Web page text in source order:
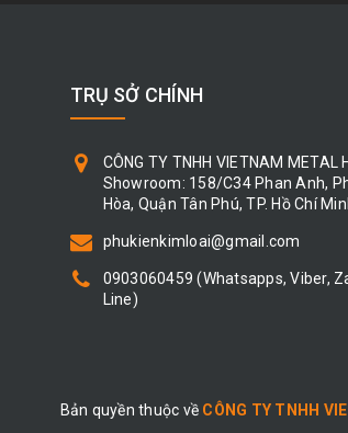
TRỤ SỞ CHÍNH
CÔNG TY TNHH VIETNAM METAL
Showroom: 158/C34 Phan Anh,
Hòa, Quận Tân Phú, TP. Hồ Chí
phukienkimloai@gmail.com
0903060459 (Whatsapps, Viber,
Line)
Bản quyền thuộc về CÔNG TY TNHH